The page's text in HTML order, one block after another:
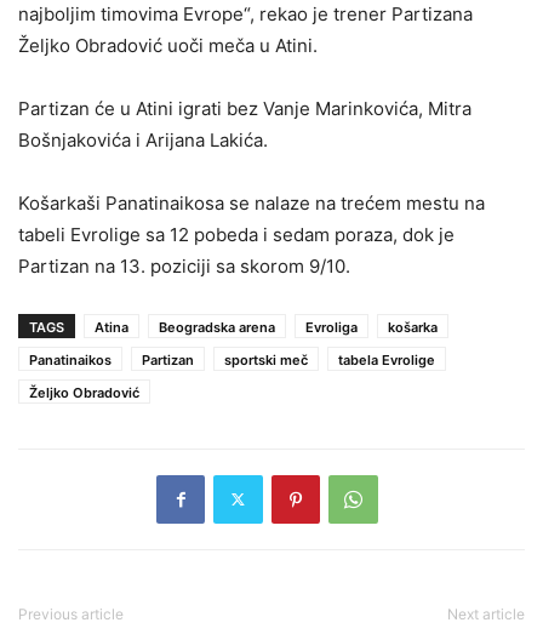
najboljim timovima Evrope“, rekao je trener Partizana
Željko Obradović uoči meča u Atini.
Partizan će u Atini igrati bez Vanje Marinkovića, Mitra
Bošnjakovića i Arijana Lakića.
Košarkaši Panatinaikosa se nalaze na trećem mestu na
tabeli Evrolige sa 12 pobeda i sedam poraza, dok je
Partizan na 13. poziciji sa skorom 9/10.
TAGS Atina Beogradska arena Evroliga
košarka
Panatinaikos
Partizan sportski meč
tabela Evrolige
Željko Obradović
Previous article Next article